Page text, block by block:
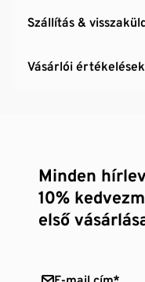
Szállítás &
Vásárlói értékelések
Minden
10%
első